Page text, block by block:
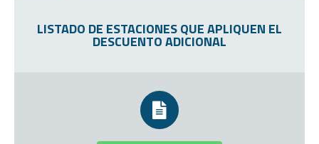
LISTADO DE ESTACIONES QUE APLIQUEN EL
DESCUENTO ADICIONAL